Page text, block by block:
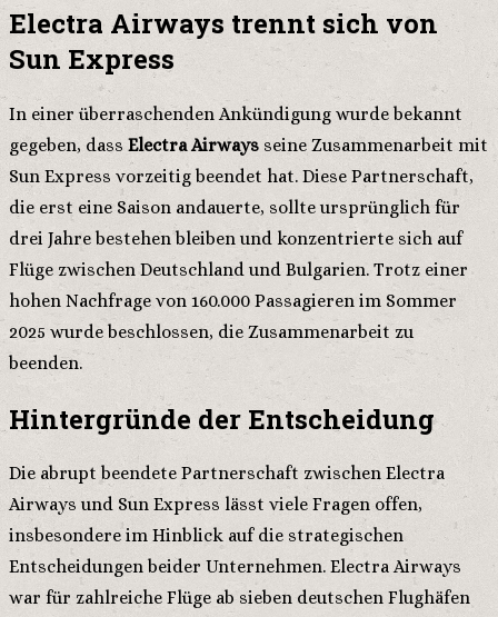
Electra Airways trennt sich von
Sun Express
In einer überraschenden Ankündigung wurde bekannt
gegeben, dass Electra Airways seine Zusammenarbeit mit
Sun Express vorzeitig beendet hat. Diese Partnerschaft,
die erst eine Saison andauerte, sollte ursprünglich für
drei Jahre bestehen bleiben und konzentrierte sich auf
Flüge zwischen Deutschland und Bulgarien. Trotz einer
hohen Nachfrage von 160.000 Passagieren im Sommer
2025 wurde beschlossen, die Zusammenarbeit zu
beenden.
Hintergründe der Entscheidung
Die abrupt beendete Partnerschaft zwischen Electra
Airways und Sun Express lässt viele Fragen offen,
insbesondere im Hinblick auf die strategischen
Entscheidungen beider Unternehmen. Electra Airways
war für zahlreiche Flüge ab sieben deutschen Flughäfen